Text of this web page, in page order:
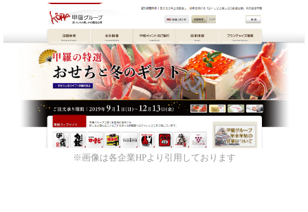
※画像は各企業HPより引用しております